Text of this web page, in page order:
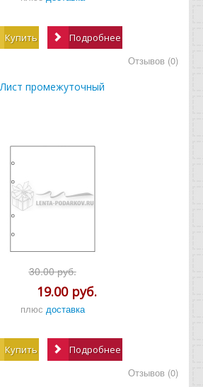
Купить Подробнее
Отзывов (0)
Лист промежуточный
30.00 руб.
19.00 руб.
плюс доставка
Купить Подробнее
Отзывов (0)